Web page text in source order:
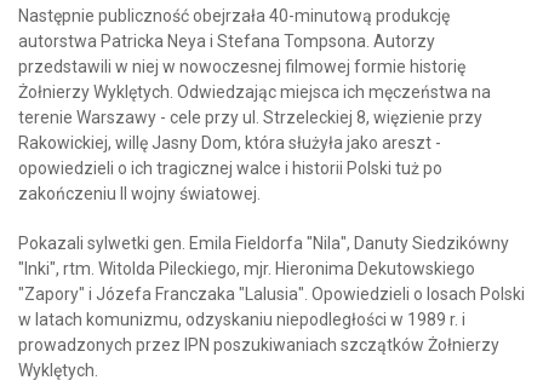
Następnie publiczność obejrzała 40-minutową produkcję
autorstwa Patricka Neya i Stefana Tompsona. Autorzy
przedstawili w niej w nowoczesnej filmowej formie historię
Żołnierzy Wyklętych. Odwiedzając miejsca ich męczeństwa na
terenie Warszawy - cele przy ul. Strzeleckiej 8, więzienie przy
Rakowickiej, willę Jasny Dom, która służyła jako areszt -
opowiedzieli o ich tragicznej walce i historii Polski tuż po
zakończeniu II wojny światowej.
Pokazali sylwetki gen. Emila Fieldorfa "Nila", Danuty Siedzikówny
"Inki", rtm. Witolda Pileckiego, mjr. Hieronima Dekutowskiego
"Zapory" i Józefa Franczaka "Lalusia". Opowiedzieli o losach Polski
w latach komunizmu, odzyskaniu niepodległości w 1989 r. i
prowadzonych przez IPN poszukiwaniach szczątków Żołnierzy
Wyklętych.